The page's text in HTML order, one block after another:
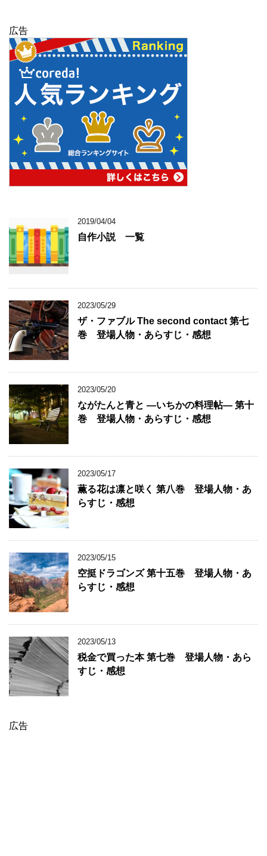
広告
2019/04/04
自作小説 一覧
2023/05/29
ザ・ファブル The second contact 第七
巻 登場人物・あらすじ・感想
2023/05/20
ながたんと青と ―いちかの料理帖― 第十
巻 登場人物・あらすじ・感想
2023/05/17
薫る花は凛と咲く 第八巻 登場人物・あ
らすじ・感想
2023/05/15
空挺ドラゴンズ 第十五巻 登場人物・あ
らすじ・感想
2023/05/13
税金で買った本 第七巻 登場人物・あら
すじ・感想
広告